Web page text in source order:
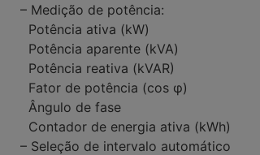
– Medição de potência:
Potência ativa (kW)
Potência aparente (kVA)
Potência reativa (kVAR)
Fator de potência (cos φ)
Ângulo de fase
Contador de energia ativa (kWh)
– Seleção de intervalo automático